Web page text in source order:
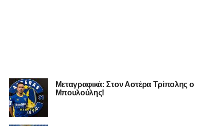
Μεταγραφικά: Στον Αστέρα Τρίπολης ο
Μπουλούλης!